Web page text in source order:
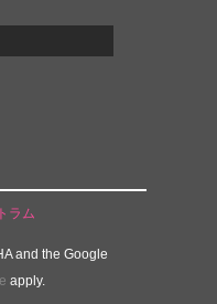
ラム
and the Google
apply.